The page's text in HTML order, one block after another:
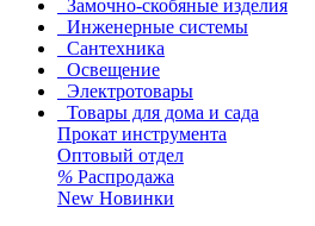
Замочно-скобяные изделия
Инженерные системы
Сантехника
Освещение
Электротовары
Товары для дома и сада
Прокат инструмента
Оптовый отдел
% Распродажа
New Новинки